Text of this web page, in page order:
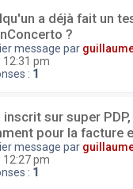
a déjà fait un
?
message par
12:31 pm
: 1
inscrit sur super
pour la facture
message par
12:27 pm
: 1